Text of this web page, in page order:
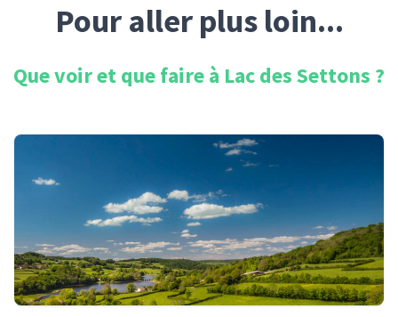
Pour aller plus loin...
Que voir et que faire à Lac des Settons ?